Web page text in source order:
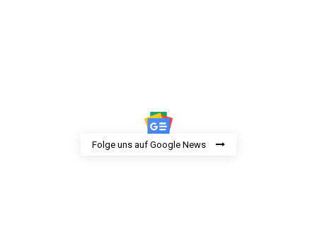
Folge uns auf Google News